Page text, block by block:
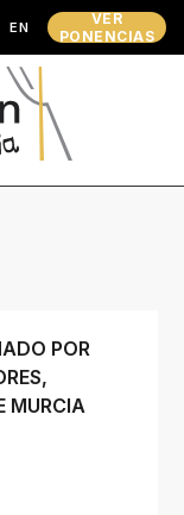
EN
VER
PONENCIAS
POR
MURCIA